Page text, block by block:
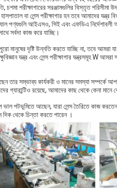
চশমা পরীক্ষাগারের সরঞ্জামগুলির বিস্তৃত
বা লেন্স পরীক্ষাগার হন তবে আমাদের যন্ত্র
পণ্যগুলি আইএসও, সিই এবং এফডিএ নির্দেশাবলী
সর্বদা কাজ করে যাচ্ছি।
মানুষের দৃষ্টি উন্নতি করতে যাচ্ছি না, তবে
যন্ত্র এবং লেন্স পরীক্ষাগার যন্ত্রসমূহ W
তার সম্ভাব্য কার্যকরী ও মানের সমস্যা
রয়েছে, আমাদের কাছ থেকে কেনা মানে
ভাল পটভূমিতে আছেন, যারা লেন্স তৈরিতে কাজ
দিক থেকে চিন্তা করতে পারেন ।